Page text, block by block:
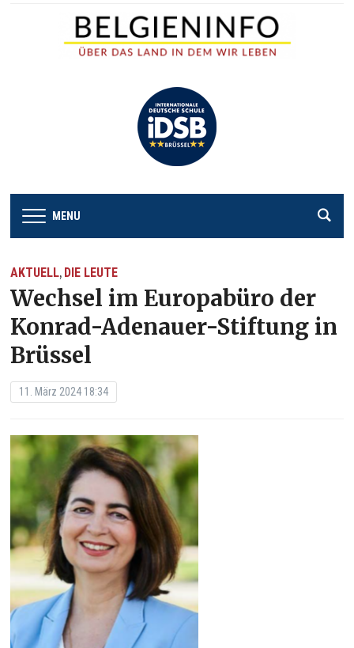
MENU
AKTUELL, DIE LEUTE
Wechsel im Europabüro der
Konrad-Adenauer-Stiftung in
Brüssel
11. März 2024 18:34